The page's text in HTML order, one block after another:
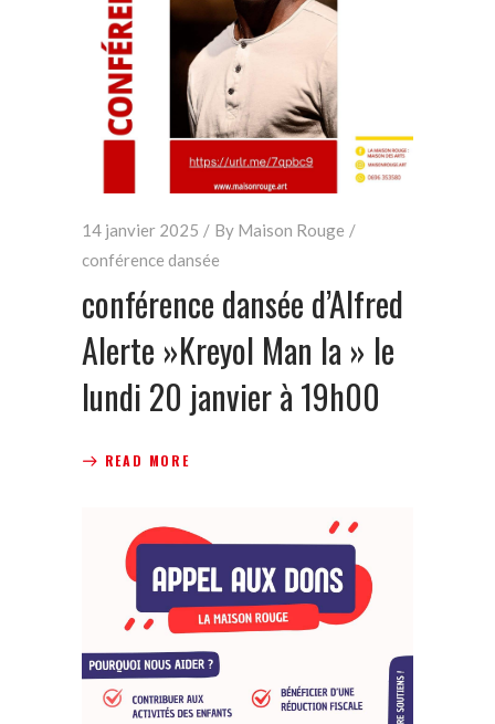
14 janvier 2025 By Maison Rouge
conférence dansée
conférence dansée d’Alfred
Alerte »Kreyol Man la » le
lundi 20 janvier à 19h00
READ MORE